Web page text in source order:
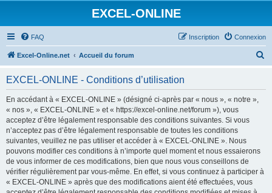
EXCEL-ONLINE
FAQ Connexion
Inscription
Excel-Online.net Accueil du forum
EXCEL-ONLINE - Conditions d’utilisation
En accédant à « EXCEL-ONLINE » (désigné ci-après par « nous », « notre »,
« nos », « EXCEL-ONLINE » et « https://excel-online.net/forum »), vous
acceptez d’être légalement responsable des conditions suivantes. Si vous
n’acceptez pas d’être légalement responsable de toutes les conditions
suivantes, veuillez ne pas utiliser et accéder à « EXCEL-ONLINE ». Nous
pouvons modifier ces conditions à n’importe quel moment et nous essaierons
de vous informer de ces modifications, bien que nous vous conseillons de
vérifier régulièrement par vous-même. En effet, si vous continuez à participer à
« EXCEL-ONLINE » après que des modifications aient été effectuées, vous